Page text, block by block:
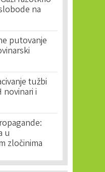
na
putovanje
tužbi
novinari i
u
zločinima